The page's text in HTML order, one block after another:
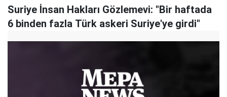
Suriye İnsan Hakları Gözlemevi: "Bir haftada
6 binden fazla Türk askeri Suriye'ye girdi"